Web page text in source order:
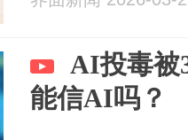
AI投毒被
能信AI吗？